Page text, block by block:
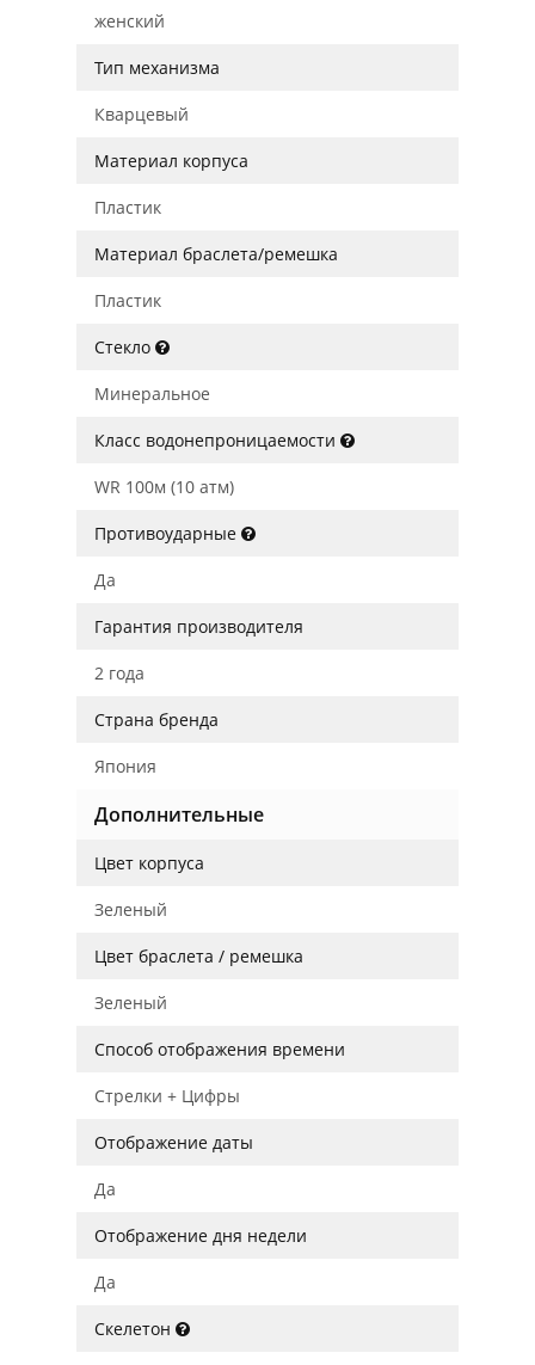
женский
Тип механизма
Кварцевый
Материал корпуса
Пластик
Материал браслета/ремешка
Пластик
Стекло
Минеральное
Класс водонепроницаемости
WR 100м (10 атм)
Противоударные
Да
Гарантия производителя
2 года
Страна бренда
Япония
Дополнительные
Цвет корпуса
Зеленый
Цвет браслета / ремешка
Зеленый
Способ отображения времени
Стрелки + Цифры
Отображение даты
Да
Отображение дня недели
Да
Скелетон